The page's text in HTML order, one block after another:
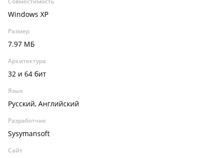
Windows XP
Размер
7.97 МБ
Архитектура
32 и 64 бит
Язык
Русский, Английский
Разработчик
Sysymansoft
Сайт